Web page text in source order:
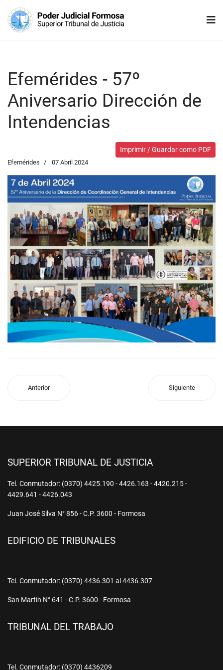
Efemérides - 57º
Aniversario Dirección de
Intendencias
Imprimir / Guardar como PDF
Efemérides 07 Abril 2024
Anterior Siguiente
SUPERIOR TRIBUNAL DE JUSTICIA
Tel. Conmutador: (0370) 4425.190 - 4426.163 - 4420.215 -
4429.641 - 4426.043
Juan José Silva N° 856 - C.P. 3600 - Formosa
EDIFICIO DE TRIBUNALES
Tel. Conmutador: (0370) 4436.301 al 4436.307
San Martín N° 641 - C.P. 3600 - Formosa
TRIBUNAL DEL TRABAJO
Tel. Conmutador: (0370) 4436209